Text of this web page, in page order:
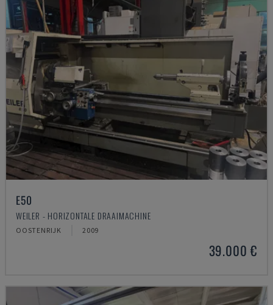
E50
WEILER - HORIZONTALE DRAAIMACHINE
OOSTENRIJK 2009
39.000 €